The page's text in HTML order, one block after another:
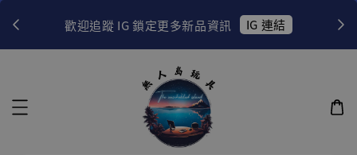
歡迎追蹤 IG 鎖定更多新品資訊 IG 連結